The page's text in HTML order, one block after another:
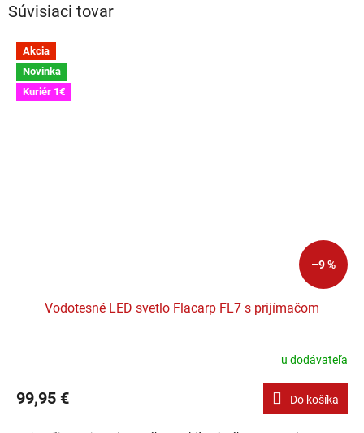
Súvisiaci tovar
Akcia
Novinka
Kuriér 1€
–9 %
Vodotesné LED svetlo Flacarp FL7 s prijímačom
u dodávateľa
99,95 € Do košíka